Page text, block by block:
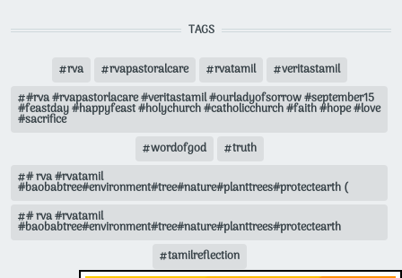
TAGS
rva rvapastoralcare rvatamil
veritastamil
#rva #rvapastorlacare #veritastamil #ourladyofsorrow #september15
#feastday #happyfeast #holychurch #catholicchurch #faith #hope #love
#sacrifice
wordofgod
truth
# rva #rvatamil
#baobabtree#environment#tree#nature#planttrees#protectearth (
# rva #rvatamil
#baobabtree#environment#tree#nature#planttrees#protectearth
tamilreflection